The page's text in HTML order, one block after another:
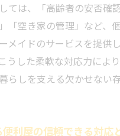
ては、「高齢者の安否確
「空き家の管理」など、
メイドのサービスを提供
うした柔軟な対応力によ
らしを支える欠かせない
利屋の信頼できる対応